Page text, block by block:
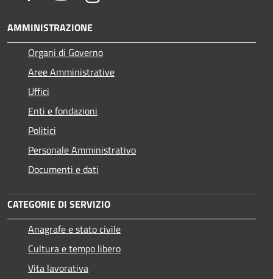
AMMINISTRAZIONE
Organi di Governo
Aree Amministrative
Uffici
Enti e fondazioni
Politici
Personale Amministrativo
Documenti e dati
CATEGORIE DI SERVIZIO
Anagrafe e stato civile
Cultura e tempo libero
Vita lavorativa